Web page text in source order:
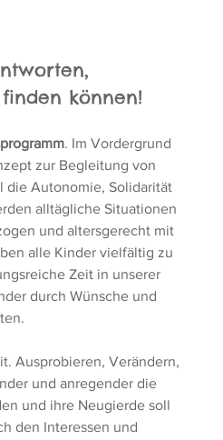
können!
. Im Vordergrund
zur Begleitung von
die Autonomie, Solidarität
alltägliche Situationen
und altersgerecht mit
alle Kinder vielfältig zu
Zeit in unserer
durch Wünsche und
Ausprobieren, Verändern,
und anregender die
und ihre Neugierde soll
den Interessen und